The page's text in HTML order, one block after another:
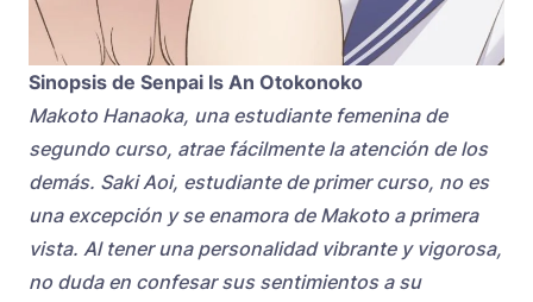
Sinopsis de Senpai Is An Otokonoko
Makoto Hanaoka, una estudiante femenina de
segundo curso, atrae fácilmente la atención de los
demás. Saki Aoi, estudiante de primer curso, no es
una excepción y se enamora de Makoto a primera
vista. Al tener una personalidad vibrante y vigorosa,
no duda en confesar sus sentimientos a su